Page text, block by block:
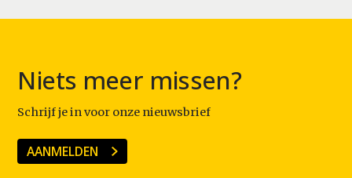
Niets meer missen?
Schrijf je in voor onze nieuwsbrief
AANMELDEN